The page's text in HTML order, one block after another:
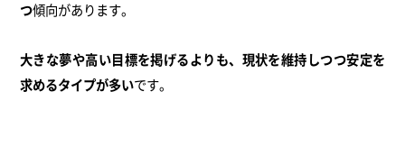
つ傾向があります。
大きな夢や高い目標を掲げるよりも、現状を維持しつつ安定を
求めるタイプが多いです。